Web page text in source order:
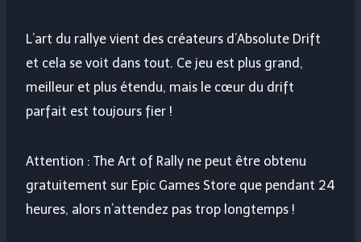
L’art du rallye vient des créateurs d’Absolute Drift
et cela se voit dans tout. Ce jeu est plus grand,
meilleur et plus étendu, mais le cœur du drift
parfait est toujours fier !
Attention : The Art of Rally ne peut être obtenu
gratuitement sur Epic Games Store que pendant 24
heures, alors n’attendez pas trop longtemps !